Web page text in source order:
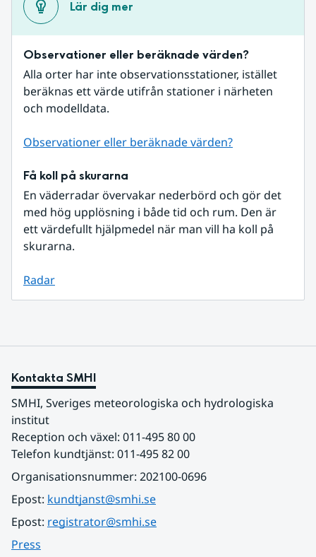
Lär dig mer
Observationer eller beräknade värden?
Alla orter har inte observationsstationer, istället
beräknas ett värde utifrån stationer i närheten
och modelldata.
Observationer eller beräknade värden?
Få koll på skurarna
En väderradar övervakar nederbörd och gör det
med hög upplösning i både tid och rum. Den är
ett värdefullt hjälpmedel när man vill ha koll på
skurarna.
Radar
Kontakta SMHI
SMHI, Sveriges meteorologiska och hydrologiska
institut
Reception och växel: 011-495 80 00
Telefon kundtjänst: 011-495 82 00
Organisationsnummer: 202100-0696
Epost: kundtjanst@smhi.se
Epost: registrator@smhi.se
Press